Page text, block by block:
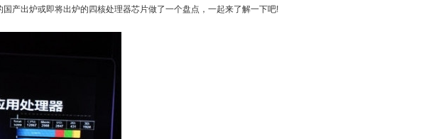
国产出炉或即将出炉的四核处理器芯片做了一个盘点，一起来了解一下吧!